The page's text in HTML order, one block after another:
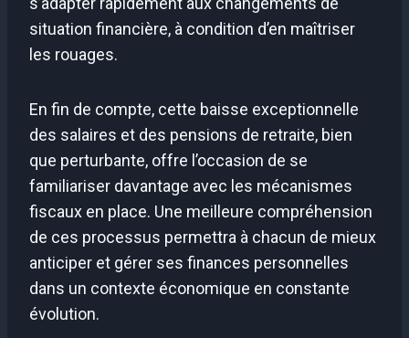
situation financière, à condition d’en maîtriser
les rouages.
En fin de compte, cette baisse exceptionnelle
des salaires et des pensions de retraite, bien
que perturbante, offre l’occasion de se
familiariser davantage avec les mécanismes
fiscaux en place. Une meilleure compréhension
de ces processus permettra à chacun de mieux
anticiper et gérer ses finances personnelles
dans un contexte économique en constante
évolution.